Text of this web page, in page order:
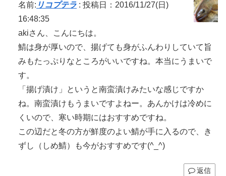
名前: リコプテラ : 投稿日：2016/11/27(日)
16:48:35
akiさん、こんにちは。
鯖は身が厚いので、揚げても身がふんわりしていて旨
みもたっぷりなところがいいですね。本当にうまいで
す。
「揚げ漬け」というと南蛮漬けみたいな感じですか
ね。南蛮漬けもうまいですよねー。あんかけは冷めに
くいので、寒い時期にはおすすめですね。
この辺だと冬の方が鮮度のよい鯖が手に入るので、き
ずし（しめ鯖）も今がおすすめです(^_^)
返信